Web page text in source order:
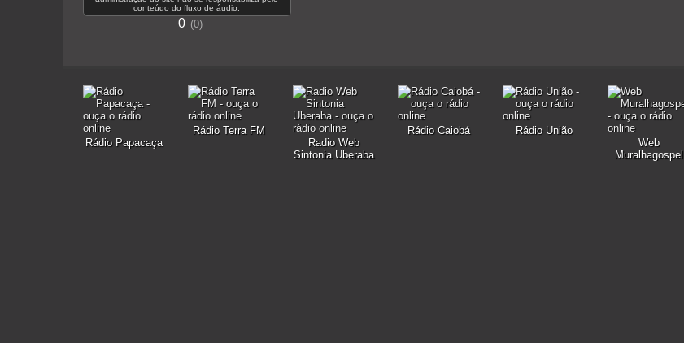
conteúdo do fluxo de áudio.
0 0
Rádio Papacaça
Rádio Terra FM
Radio Web
Sintonia Uberaba
Rádio Caiobá
Rádio União
Web
Muralhagospel